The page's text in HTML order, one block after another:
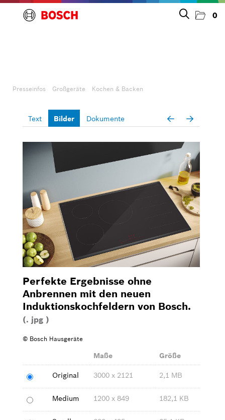
0
Geschirrspülen
Kochen & Backen
Kühlen & Gefrieren
Waschen & Trocknen
Kleingeräte
Bilder zum Download
Presseinfos Großgeräte Kochen & Backen
Text Bilder Dokumente
Perfekte Ergebnisse ohne
Anbrennen mit den neuen
Induktionskochfeldern von Bosch.
(. jpg )
© Bosch Hausgeräte
Maße Größe
Original 3000 x 2121 2,1 MB
Medium 1200 x 849 182,1 KB